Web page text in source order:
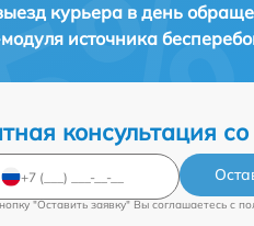
курьера в день
источника
консультация
"Оставить заявку" Вы соглашаетесь c